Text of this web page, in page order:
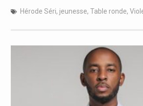
Hérode Séri, jeunesse, Table ronde,